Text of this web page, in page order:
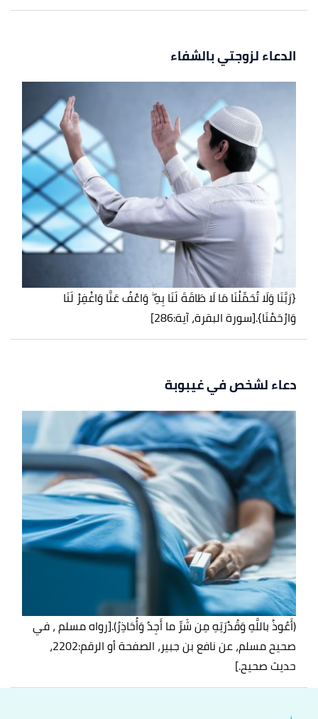
الدعاء لزوجتي بالشفاء
{رَبَّنَا وَلَا تُحَمِّلْنَا مَا لَا طَاقَةَ لَنَا بِهِ ۖ وَاعْفُ عَنَّا وَاغْفِرْ لَنَا
وَارْحَمْنَا}.[سورة البقرة، آية:286]
دعاء لشخص في غيبوبة
(أَعُوذُ باللَّهِ وَقُدْرَتِهِ مِن شَرِّ ما أَجِدُ وَأُحَاذِرُ).[رواه مسلم ، في
صحيح مسلم، عن نافع بن جبير، الصفحة أو الرقم:2202،
حديث صحيح.]